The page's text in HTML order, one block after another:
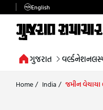
English
ગુજરાત વર્લ્ડનેશનલ
Home/ India / જમીન વેચાયા